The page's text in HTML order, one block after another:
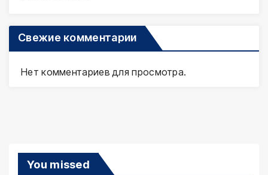
Свежие комментарии
Нет комментариев для просмотра.
You missed